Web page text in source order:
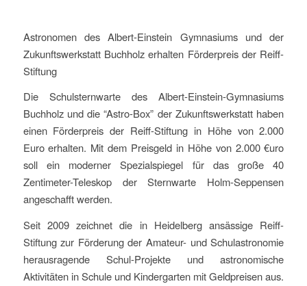
Astronomen des Albert-Einstein Gymnasiums und der
Zukunftswerkstatt Buchholz erhalten Förderpreis der Reiff-
Stiftung
Die Schulsternwarte des Albert-Einstein-Gymnasiums
Buchholz und die “Astro-Box” der Zukunftswerkstatt haben
einen Förderpreis der Reiff-Stiftung in Höhe von 2.000
Euro erhalten. Mit dem Preisgeld in Höhe von 2.000 €uro
soll ein moderner Spezialspiegel für das große 40
Zentimeter-Teleskop der Sternwarte Holm-Seppensen
angeschafft werden.
Seit 2009 zeichnet die in Heidelberg ansässige Reiff-
Stiftung zur Förderung der Amateur- und Schulastronomie
herausragende Schul-Projekte und astronomische
Aktivitäten in Schule und Kindergarten mit Geldpreisen aus.